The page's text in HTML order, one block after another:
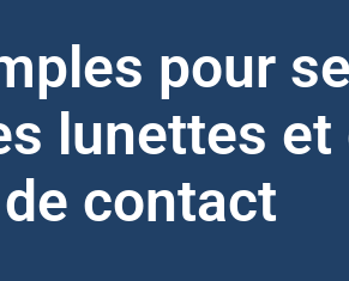
pour se
lunettes et
contact